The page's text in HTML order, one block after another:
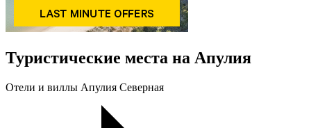
Туристические места на Апулия
Oтели и виллы Апулия Северная